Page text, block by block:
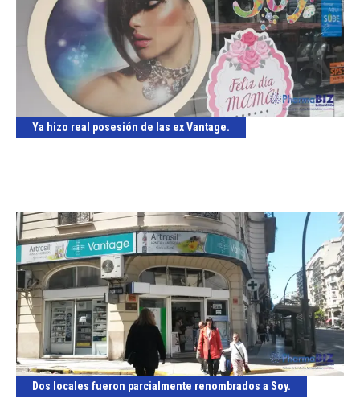
Ya hizo real posesión de las ex Vantage.
Dos locales fueron parcialmente renombrados a Soy.